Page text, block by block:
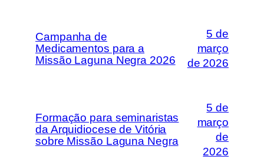
Campanha de
Medicamentos para a
Missão Laguna Negra 2026
5 de
março
de 2026
Formação para seminaristas
da Arquidiocese de Vitória
sobre Missão Laguna Negra
5 de
março
de
2026